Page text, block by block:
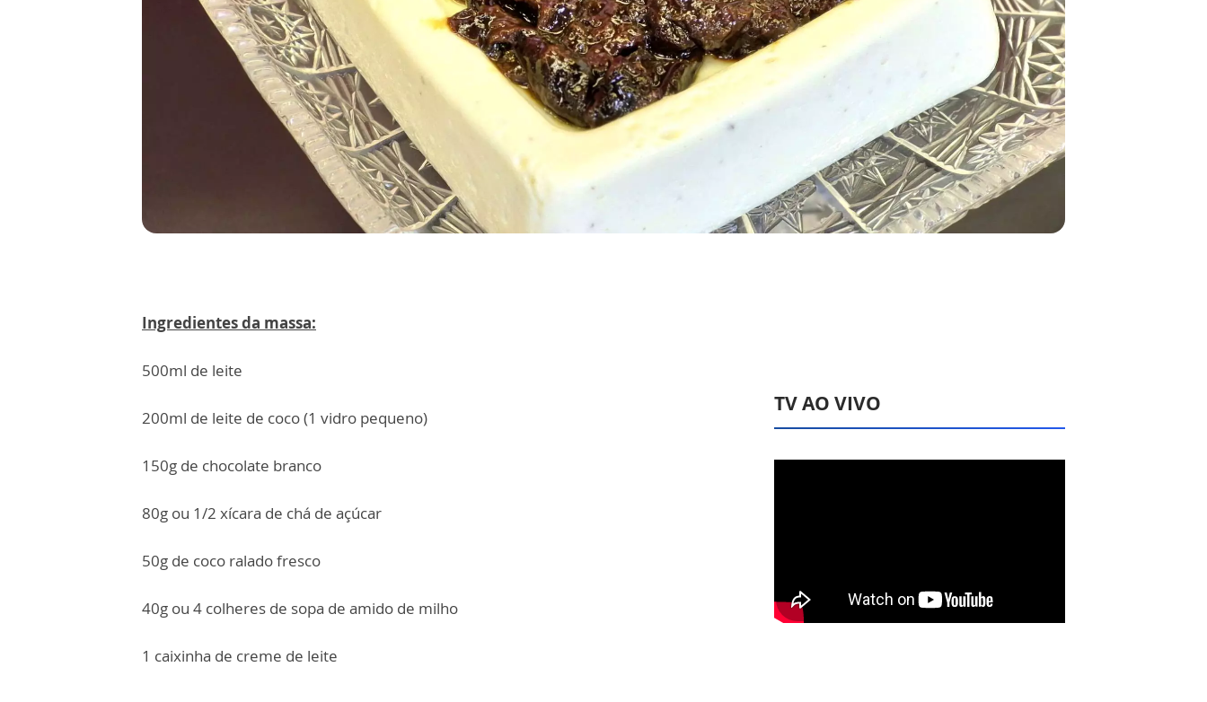
Ingredientes da massa:
500ml de leite
200ml de leite de coco (1 vidro pequeno)
150g de chocolate branco
80g ou 1/2 xícara de chá de açúcar
50g de coco ralado fresco
40g ou 4 colheres de sopa de amido de milho
1 caixinha de creme de leite
TV AO VIVO